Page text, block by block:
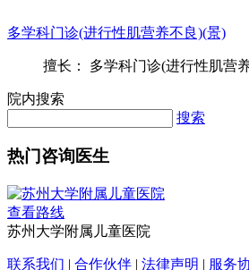
多学科门诊(进行性肌营养不良)(景)
擅长： 多学科门诊(进行性肌营
院内搜索
搜索
热门咨询医生
查看路线
苏州大学附属儿童医院
联系我们 | 合作伙伴 | 法律声明 | 服务